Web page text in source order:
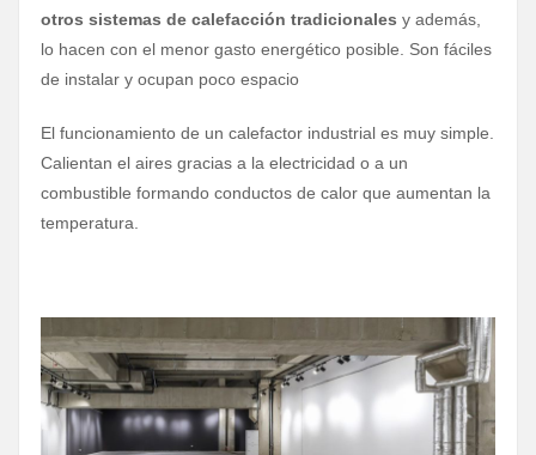
otros sistemas de calefacción tradicionales y además,
lo hacen con el menor gasto energético posible. Son fáciles
de instalar y ocupan poco espacio
El funcionamiento de un calefactor industrial es muy simple.
Calientan el aires gracias a la electricidad o a un
combustible formando conductos de calor que aumentan la
temperatura.